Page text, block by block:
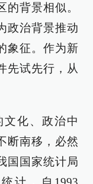
背景相似。
政治背景推动
象征。作为新
先试先行，从
化、政治中
断南移，必然
国国家统计局